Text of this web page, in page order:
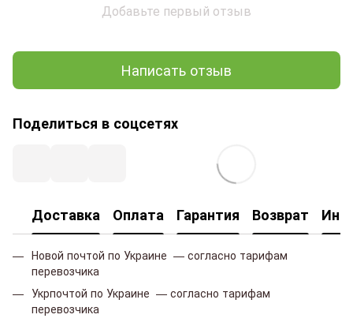
Добавьте первый отзыв
Написать отзыв
Поделиться в соцсетях
Доставка Оплата Гарантия Возврат
Новой почтой по Украине — согласно тарифам
перевозчика
Укрпочтой по Украине — согласно тарифам
перевозчика